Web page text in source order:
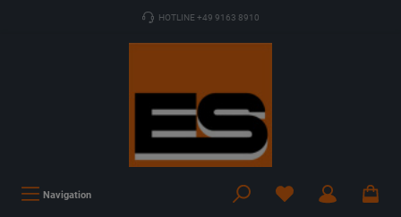
HOTLINE +49 9163 8910
Navigation